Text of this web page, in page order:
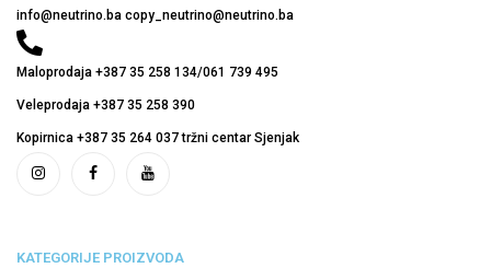
info@neutrino.ba copy_neutrino@neutrino.ba
Maloprodaja +387 35 258 134/061 739 495
Veleprodaja +387 35 258 390
Kopirnica +387 35 264 037 tržni centar Sjenjak
KATEGORIJE PROIZVODA